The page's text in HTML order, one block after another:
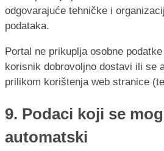
odgovarajuće tehničke i
podataka.
Portal ne prikuplja osobne
korisnik dobrovoljno dostavi ili se
prilikom korištenja web stranice
9. Podaci koji se
automatski